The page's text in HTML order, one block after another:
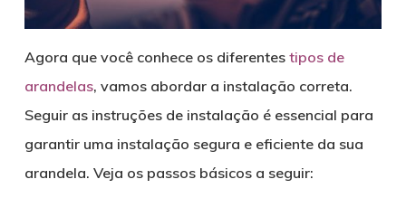
Agora que você conhece os diferentes tipos de
arandelas, vamos abordar a instalação correta.
Seguir as instruções de instalação é essencial para
garantir uma instalação segura e eficiente da sua
arandela. Veja os passos básicos a seguir: